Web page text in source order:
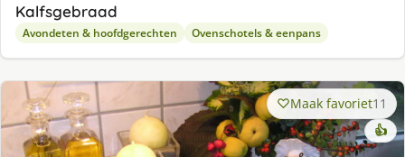
Kalfsgebraad
Avondeten & hoofdgerechten Ovenschotels & eenpans
Maak favoriet11
👍